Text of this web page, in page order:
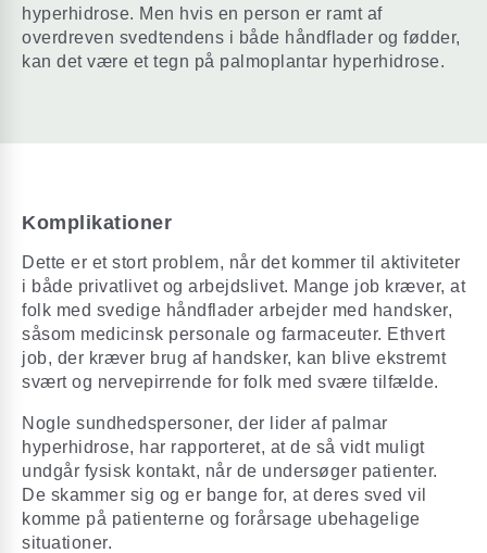
hyperhidrose. Men hvis en person er ramt af
overdreven svedtendens i både håndflader og fødder,
kan det være et tegn på palmoplantar hyperhidrose.
Komplikationer
Dette er et stort problem, når det kommer til aktiviteter
i både privatlivet og arbejdslivet. Mange job kræver, at
folk med svedige håndflader arbejder med handsker,
såsom medicinsk personale og farmaceuter. Ethvert
job, der kræver brug af handsker, kan blive ekstremt
svært og nervepirrende for folk med svære tilfælde.
Nogle sundhedspersoner, der lider af palmar
hyperhidrose, har rapporteret, at de så vidt muligt
undgår fysisk kontakt, når de undersøger patienter.
De skammer sig og er bange for, at deres sved vil
komme på patienterne og forårsage ubehagelige
situationer.